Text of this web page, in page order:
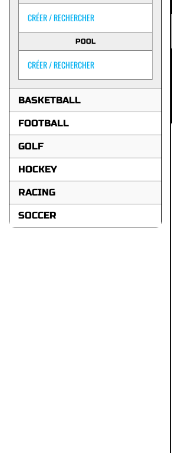
CRÉER / RECHERCHER
POOL
CRÉER / RECHERCHER
BASKETBALL
FOOTBALL
GOLF
HOCKEY
RACING
SOCCER